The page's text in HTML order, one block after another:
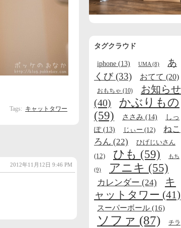
Tags: キャットタワー
2012年11月12日 9:46 PM
タグクラウド
iphone (13) UMA (8)
あ
くび(33) おてて (20)
おもちゃ (10)
お知らせ
(40)
かぶりもの
(59)
ささみ (14)
しっ
ぽ(13) じぃー (12)
ねこ
ろん (22)
ひげじいさん
(12)
ひも (59) もち
(9) アニキ (55)
カレンダー (24)
キ
ャットタワー (41)
スーパーボール (16)
ソファ (87)
チラ